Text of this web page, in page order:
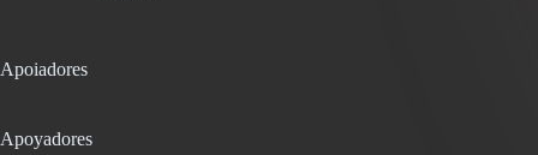
Apoiadores
Apoyadores